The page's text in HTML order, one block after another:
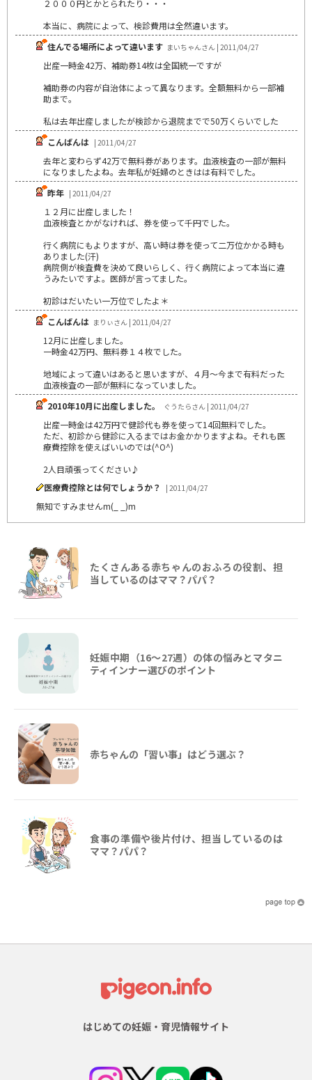
２０００円とかとられたり・・・
本当に、病院によって、検診費用は全然違います。
住んでる場所によって違います まいちゃんさん | 2011/04/27
出産一時金42万、補助券14枚は全国統一ですが
補助券の内容が自治体によって異なります。全額無料から一部補
助まで。
私は去年出産しましたが検診から退院までで50万くらいでした
こんばんは | 2011/04/27
去年と変わらず42万で無料券があります。血液検査の一部が無料
になりましたよね。去年私が妊婦のときはは有料でした。
昨年 | 2011/04/27
１２月に出産しました！
血液検査とかがなければ、券を使って千円でした。
行く病院にもよりますが、高い時は券を使って二万位かかる時も
ありました(汗)
病院側が検査費を決めて良いらしく、行く病院によって本当に違
うみたいですよ。医師が言ってました。
初診はだいたい一万位でしたよ＊
こんばんは まりぃさん | 2011/04/27
12月に出産しました。
一時金42万円、無料券１４枚でした。
地域によって違いはあると思いますが、４月～今まで有料だった
血液検査の一部が無料になっていました。
2010年10月に出産しました。
ぐうたらさん | 2011/04/27
出産一時金は42万円で健診代も券を使って14回無料でした。
ただ、初診から健診に入るまではお金かかりますよね。それも医
療費控除を使えばいいのでは(^O^)
2人目頑張ってください♪
医療費控除とは何でしょうか？
| 2011/04/27
無知ですみませんm(_ _)m
たくさんある赤ちゃんのおふろの役割、担
当しているのはママ？パパ？
妊娠中期（16〜27週）の体の悩みとマタニ
ティインナー選びのポイント
赤ちゃんの「習い事」はどう選ぶ？
食事の準備や後片付け、担当しているのは
ママ？パパ？
はじめての妊娠・育児情報サイト